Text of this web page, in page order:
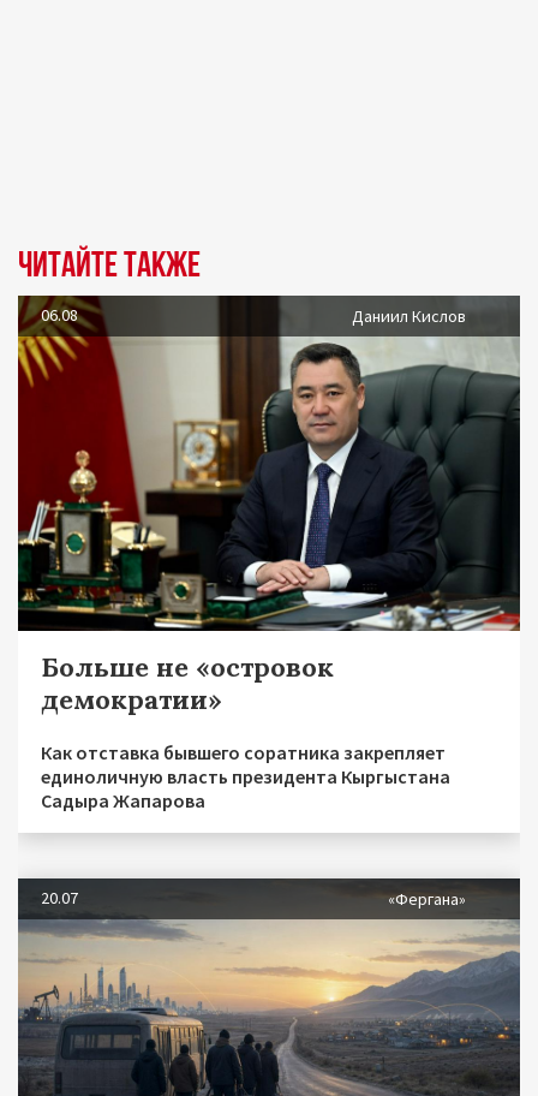
Читайте также
06.08 Даниил Кислов
Больше не «островок
демократии»
Как отставка бывшего соратника закрепляет
единоличную власть президента Кыргыстана
Садыра Жапарова
20.07 «Фергана»